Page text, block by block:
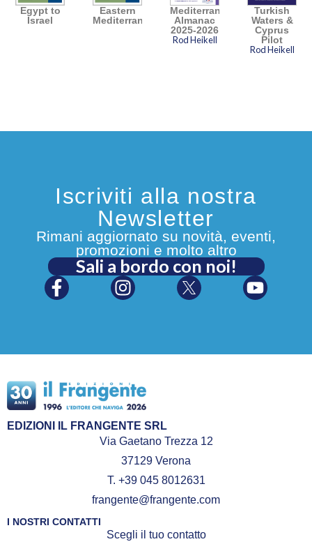
Egypt to
Israel
Eastern
Mediterranean
Mediterranean
Almanac
2025-2026
Rod Heikell
Turkish
Waters &
Cyprus
Pilot
Rod Heikell
Iscriviti alla nostra
Newsletter
Rimani aggiornato su novità, eventi,
promozioni e molto altro
Sali a bordo con noi!
EDIZIONI IL FRANGENTE SRL
Via Gaetano Trezza 12
37129 Verona
T. +39 045 8012631
frangente@frangente.com
I NOSTRI CONTATTI
Scegli il tuo contatto